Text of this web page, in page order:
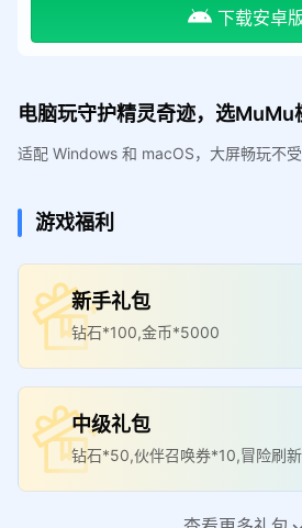
下载安卓
电脑玩守护精灵奇迹，选MuMu
适配 Windows 和 macOS，大屏畅玩不受
游戏福利
新手礼包
钻石*100,金币*5000
中级礼包
钻石*50,伙伴召唤券*10,冒险刷